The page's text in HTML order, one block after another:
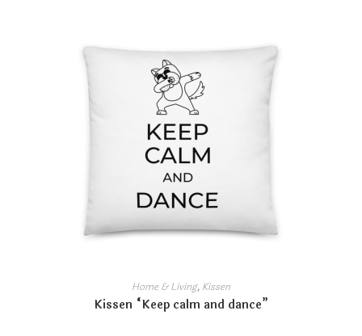
Home & Living, Kissen
Kissen “Keep calm and dance”